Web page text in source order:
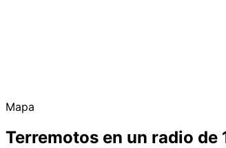
Mapa
Terremotos en un radio de